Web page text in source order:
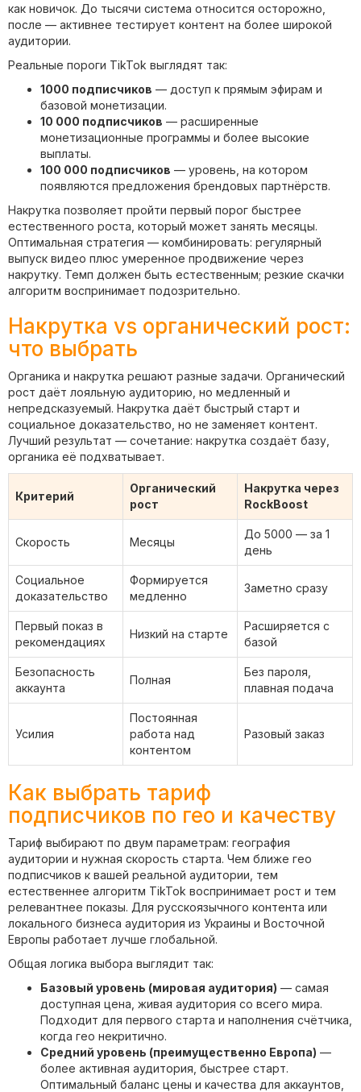
как новичок. До тысячи система относится осторожно,
после — активнее тестирует контент на более широкой
аудитории.
Реальные пороги TikTok выглядят так:
1000 подписчиков — доступ к прямым эфирам и
базовой монетизации.
10 000 подписчиков — расширенные
монетизационные программы и более высокие
выплаты.
100 000 подписчиков — уровень, на котором
появляются предложения брендовых партнёрств.
Накрутка позволяет пройти первый порог быстрее
естественного роста, который может занять месяцы.
Оптимальная стратегия — комбинировать: регулярный
выпуск видео плюс умеренное продвижение через
накрутку. Темп должен быть естественным; резкие скачки
алгоритм воспринимает подозрительно.
Накрутка vs органический рост:
что выбрать
Органика и накрутка решают разные задачи. Органический
рост даёт лояльную аудиторию, но медленный и
непредсказуемый. Накрутка даёт быстрый старт и
социальное доказательство, но не заменяет контент.
Лучший результат — сочетание: накрутка создаёт базу,
органика её подхватывает.
Критерий
Органический
рост
Накрутка через
RockBoost
Скорость Месяцы
До 5000 — за 1
день
Социальное
доказательство
Формируется
медленно
Заметно сразу
Первый показ в
рекомендациях
Низкий на старте
Расширяется с
базой
Безопасность
аккаунта
Полная
Без пароля,
плавная подача
Усилия
Постоянная
работа над
контентом
Разовый заказ
Как выбрать тариф
подписчиков по гео и качеству
Тариф выбирают по двум параметрам: география
аудитории и нужная скорость старта. Чем ближе гео
подписчиков к вашей реальной аудитории, тем
естественнее алгоритм TikTok воспринимает рост и тем
релевантнее показы. Для русскоязычного контента или
локального бизнеса аудитория из Украины и Восточной
Европы работает лучше глобальной.
Общая логика выбора выглядит так:
Базовый уровень (мировая аудитория) — самая
доступная цена, живая аудитория со всего мира.
Подходит для первого старта и наполнения счётчика,
когда гео некритично.
Средний уровень (преимущественно Европа) —
более активная аудитория, быстрее старт.
Оптимальный баланс цены и качества для аккаунтов,